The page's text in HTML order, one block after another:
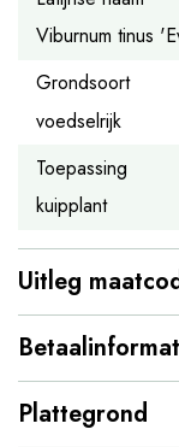
Viburnum tinus
Grondsoort
voedselrijk
Toepassing
kuipplant
Uitleg
Plattegrond